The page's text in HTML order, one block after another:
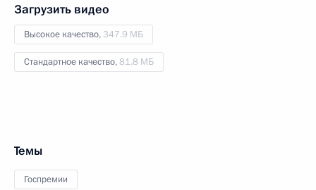
Загрузить видео
Высокое качество, 347.9 МБ
Стандартное качество,81.8 МБ
Темы
Госпремии